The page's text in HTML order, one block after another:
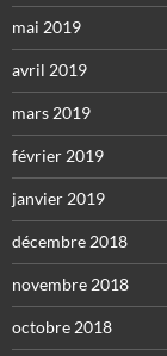
mai 2019
avril 2019
mars 2019
février 2019
janvier 2019
décembre 2018
novembre 2018
octobre 2018